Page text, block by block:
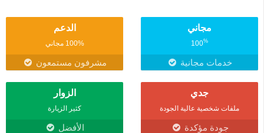
مجاني
100%
خدمات مجانية
الدعم
100% مجاني
مشرفون مستمعون
جدي
ملفات شخصية عالية الجودة
جودة مؤكدة
الزوار
كثير الزيارة
الأفضل